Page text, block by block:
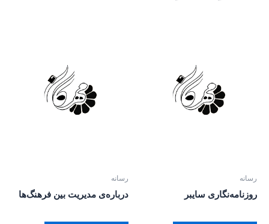
رسانه
روزنامه‌نگاری سایبر
رسانه
درباره‌‌ی مدیریت بین فرهنگ‌ها